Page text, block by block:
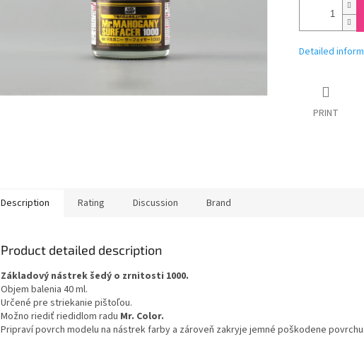
Detailed
PRINT
Description Rating Discussion Brand
Product detailed description
Základový nástrek šedý o zrnitosti 1000.
Objem balenia 40 ml.
Určené pre striekanie pištoľou.
Možno riediť riedidlom radu Mr. Color.
Pripraví povrch modelu na nástrek farby a zároveň zakryje jemné poškodene povrchu.